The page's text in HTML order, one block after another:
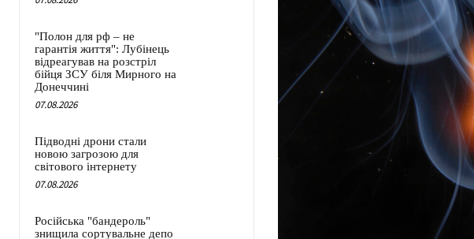
"Полон для рф – не
гарантія життя": Лубінець
відреагував на розстріл
бійця ЗСУ біля Мирного на
Донеччині
07.08.2026
Підводні дрони стали
новою загрозою для
світового інтернету
07.08.2026
Російська "бандероль"
знищила сортувальне депо